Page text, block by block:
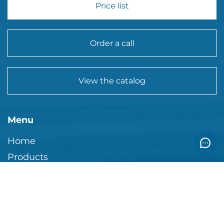
Menu
Home
Products
Price list
Order a call
View the catalog